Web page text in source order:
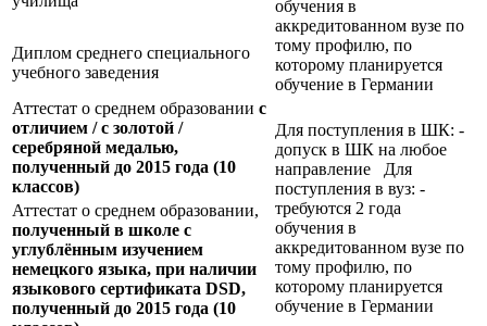
обучения в
аккредитованном вузе по
тому профилю, по
которому планируется
обучение в Германии
Диплом среднего специального
учебного заведения
Аттестат о среднем образовании с
отличием / с золотой /
серебряной медалью,
полученный до 2015 года (10
классов)
Для поступления в ШК: -
допуск в ШК на любое
направление Для
поступления в вуз: -
требуются 2 года
обучения в
аккредитованном вузе по
тому профилю, по
которому планируется
обучение в Германии
Аттестат о среднем образовании,
полученный в школе с
углублённым изучением
немецкого языка, при наличии
языкового сертификата DSD,
полученный до 2015 года (10